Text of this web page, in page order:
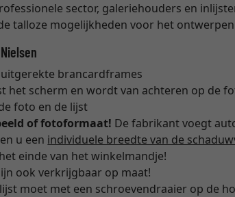
sector, galeriehouders en
talloze mogelijkheden voor het
brancardframes
het scherm en wordt van achteren op de
foto en de lijst
of fotoformaat! De fabrikant voegt
u een individuele breedte van de
einde van het winkelmandje!
ook verkrijgbaar op maat!
moet met een schroevendraaier op de